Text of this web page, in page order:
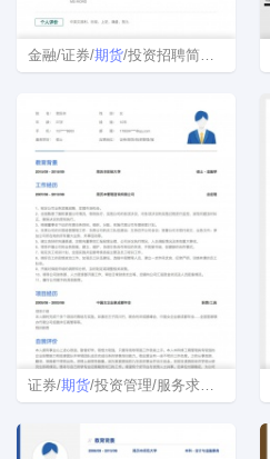
金融/证券/期货/投资招聘简历模板
证券/期货/投资管理/服务求职简历